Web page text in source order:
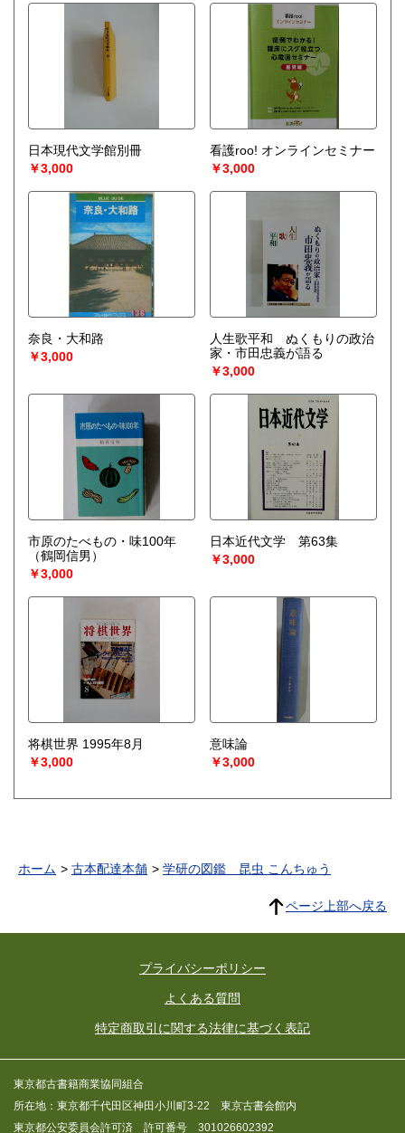
日本現代文学館別冊
￥3,000
看護roo! オンラインセミナー
￥3,000
奈良・大和路
￥3,000
人生歌平和 ぬくもりの政治
家・市田忠義が語る
￥3,000
市原のたべもの・味100年
（鶴岡信男）
￥3,000
日本近代文学 第63集
￥3,000
将棋世界 1995年8月
￥3,000
意味論
￥3,000
ホーム 古本配達本舗 学研の図鑑 昆虫 こんちゅう
ページ上部へ戻る
プライバシーポリシー
よくある質問
特定商取引に関する法律に基づく表記
東京都古書籍商業協同組合
所在地：東京都千代田区神田小川町3-22 東京古書会館内
東京都公安委員会許可済 許可番号 301026602392